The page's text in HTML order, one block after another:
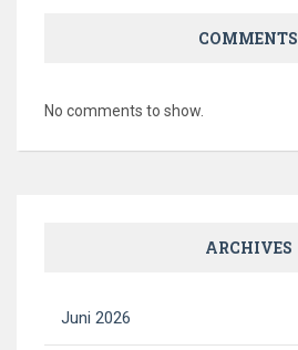
COMMENTS
No comments to show.
ARCHIVES
Juni 2026